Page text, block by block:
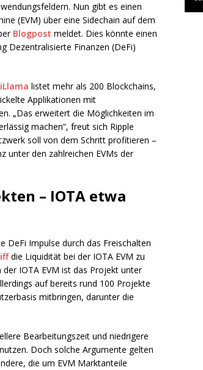
Nun gibt es einen
(EVM) über eine Sidechain auf dem
Blogpost meldet. Dies könnte einen
Dezentralisierte Finanzen (DeFi)
listet mehr als 200 Blockchains,
Applikationen mit
„Das erweitert die Möglichkeiten im
machen“, freut sich Ripple
soll von dem Schritt profitieren –
unter den zahlreichen EVMs der
– IOTA etwa
DeFi Impulse durch das Freischalten
die Liquidität bei der IOTA EVM zu
IOTA EVM ist das Projekt unter
auf bereits rund 100 Projekte
mitbringen, darunter die
Bearbeitungszeit und niedrigere
Doch solche Argumente gelten
die um EVM Marktanteile